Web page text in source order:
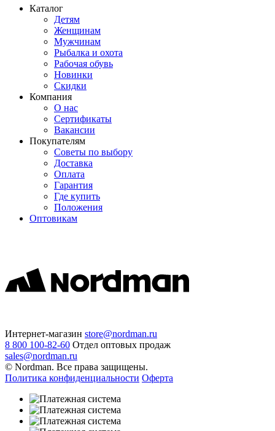
Каталог
Детям
Женщинам
Мужчинам
Рыбалка и охота
Рабочая обувь
Новинки
Скидки
Компания
О нас
Сертификаты
Вакансии
Покупателям
Советы по выбору
Доставка
Оплата
Гарантия
Где купить
Положения
Оптовикам
Интернет-магазин store@nordman.ru
8 800 100-82-60 Отдел оптовых продаж
sales@nordman.ru
© Nordman. Все права защищены.
Политика конфиденциальности Оферта